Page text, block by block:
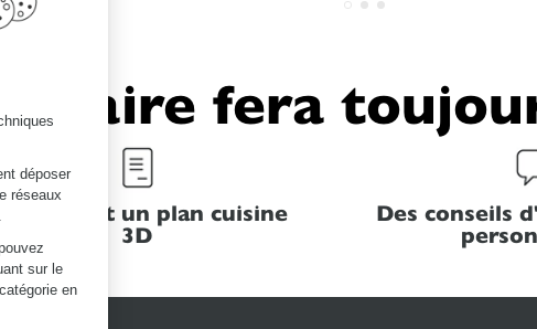
déposer
réseaux
sur le
en
faire fera
devis et un plan cuisine
3D
Des conseils